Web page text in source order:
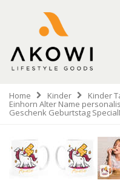
Home Kinder Kinder
Einhorn Alter Name
Geschenk Geburtstag